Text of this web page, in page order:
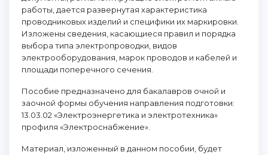
работы, дается развернутая характеристика
проводниковых изделий и специфики их маркировки.
Изложены сведения, касающиеся правил и порядка
выбора типа электропроводки, видов
электрооборудования, марок проводов и кабелей и
площади поперечного сечения.
Пособие предназначено для бакалавров очной и
заочной формы обучения направления подготовки:
13.03.02 «Электроэнергетика и электротехника»
профиля «Электроснабжение».
Материал, изложенный в данном пособии, будет